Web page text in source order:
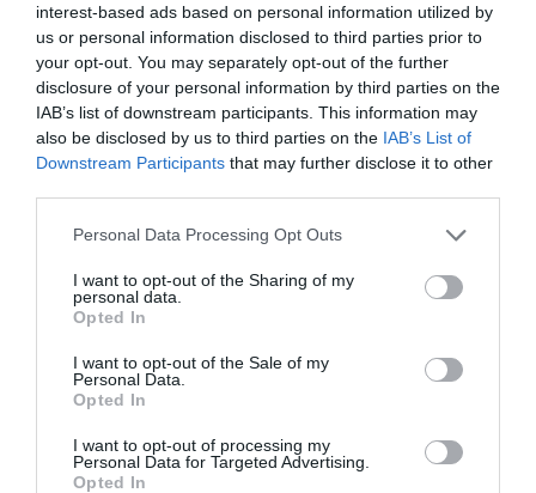
interest-based ads based on personal information utilized by
us or personal information disclosed to third parties prior to
your opt-out. You may separately opt-out of the further
disclosure of your personal information by third parties on the
IAB’s list of downstream participants. This information may
also be disclosed by us to third parties on the IAB’s List of
Downstream Participants that may further disclose it to other
Please note that this website/app uses one or more Google
not limited to your visit or usage behaviour. You may click to
grant or deny consent to Google and its third-party tags to
use your data for below specified purposes in below Google
consent section.
Personal Data Processing Opt Outs
I want to opt-out of the Sharing of my
personal data.
Opted In
I want to opt-out of the Sale of my
Personal Data.
Opted In
I want to opt-out of processing my
Personal Data for Targeted Advertising.
Opted In